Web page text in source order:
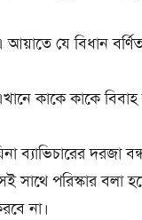
আয়াতে যে বিধান
কাকে কাকে
ব্যাভিচারের দরজা
সাথে পরিস্কার বলা
না।